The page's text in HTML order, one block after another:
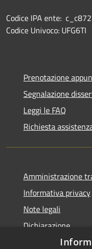
Codice IPA ente: c_c872
Codice Univoco: UFG6TI
Prenotazione
Segnalazione
Leggi le FAQ
Richiesta
Amministrazione
Informativa privacy
Note legali
Dichiarazione
di accessibilità